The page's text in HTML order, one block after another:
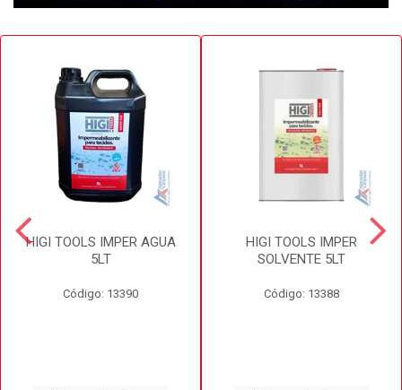
HIGI TOOLS IMPER AGUA
5LT
Código: 13390
HIGI TOOLS IMPER
SOLVENTE 5LT
Código: 13388